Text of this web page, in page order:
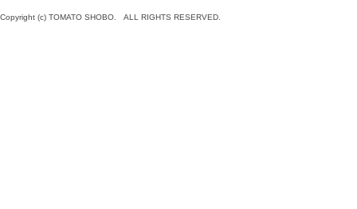
Copyright (c) TOMATO SHOBO. ALL RIGHTS RESERVED.